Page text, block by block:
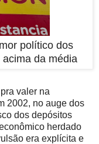
político dos
da média
valer na
2002, no auge dos
dos depósitos
herdado
era explícita e